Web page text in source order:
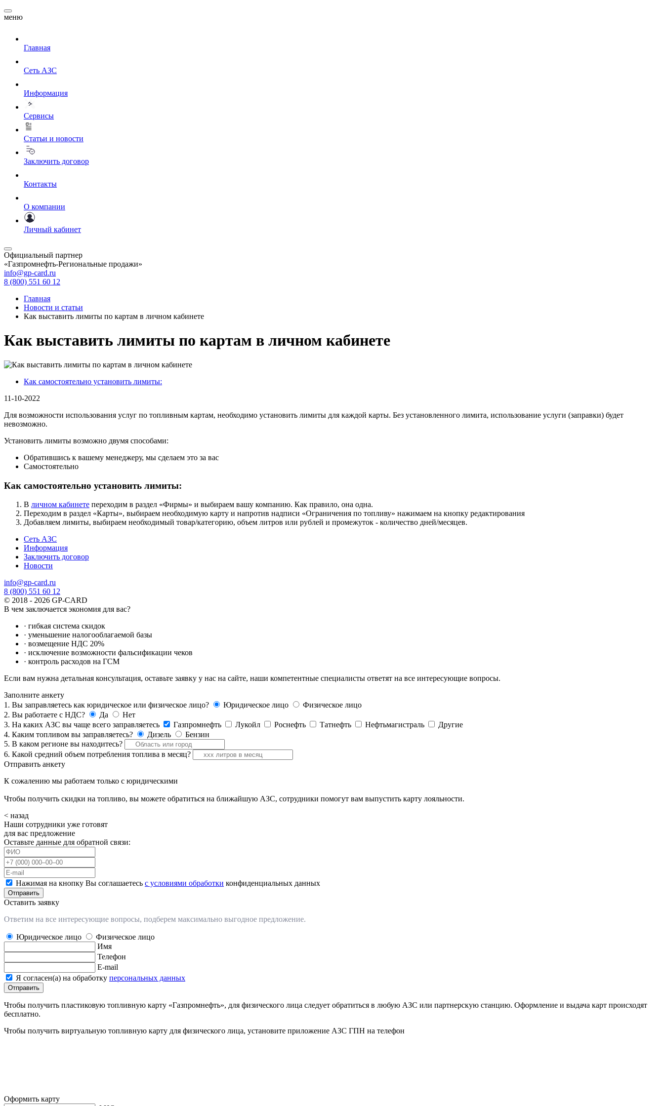
меню
Главная
Сеть АЗС
Информация
Сервисы
Статьи и новости
Заключить договор
Контакты
О компании
Личный кабинет
Официальный партнер
«Газпромнефть-Региональные продажи»
info@gp-card.ru
8 (800) 551 60 12
Главная
Новости и статьи
Как выставить лимиты по картам в личном кабинете
Как выставить лимиты по картам в личном кабинете
Как самостоятельно установить лимиты:
11-10-2022
Для возможности использования услуг по топливным картам, необходимо установить лимиты для каждой карты. Без установленного лимита, использование услуги (заправки) будет
невозможно.
Установить лимиты возможно двумя способами:
Обратившись к вашему менеджеру, мы сделаем это за вас
Самостоятельно
Как самостоятельно установить лимиты:
В личном кабинете переходим в раздел «Фирмы» и выбираем вашу компанию. Как правило, она одна.
Переходим в раздел «Карты», выбираем необходимую карту и напротив надписи «Ограничения по топливу» нажимаем на кнопку редактирования
Добавляем лимиты, выбираем необходимый товар/категорию, объем литров или рублей и промежуток - количество дней/месяцев.
Сеть АЗС
Информация
Заключить договор
Новости
info@gp-card.ru
8 (800) 551 60 12
© 2018 - 2026 GP-CARD
В чем заключается экономия для вас?
· гибкая система скидок
· уменьшение налогооблагаемой базы
· возмещение НДС 20%
· исключение возможности фальсификации чеков
· контроль расходов на ГСМ
Если вам нужна детальная консультация, оставьте заявку у нас на сайте, наши компетентные специалисты ответят на все интересующие вопросы.
Заполните анкету
1. Вы заправляетесь как юридическое или физическое лицо?
Юридическое лицо
Физическое лицо
2. Вы работаете с НДС?
Да
Нет
3. На каких АЗС вы чаще всего заправляетесь
Газпромнефть Лукойл Роснефть Татнефть Нефтьмагистраль
Другие
4. Каким топливом вы заправляетесь?
Дизель
Бензин
5. В каком регионе вы находитесь?
6. Какой средний объем потребления топлива в месяц?
Отправить анкету
К сожалению мы работаем только с юридическими
Чтобы получить скидки на топливо, вы можете обратиться на ближайшую АЗС, сотрудники помогут вам выпустить карту лояльности.
< назад
Наши сотрудники уже готовят
для вас предложение
Оставьте данные для обратной связи:
Нажимая на кнопку Вы соглашаетесь с условиями обработки конфиденциальных данных
Отправить
Оставить заявку
Ответим на все интересующие вопросы, подберем максимально выгодное предложение.
Юридическое лицо
Физическое лицо
Имя
Телефон
E-mail
Я согласен(а) на обработку персональных данных
Отправить
Чтобы получить пластиковую топливную карту «Газпромнефть», для физического лица следует обратиться в любую АЗС или партнерскую станцию. Оформление и выдача карт происходят
бесплатно.
Чтобы получить виртуальную топливную карту для физического лица, установите приложение АЗС ГПН на телефон
Оформить карту